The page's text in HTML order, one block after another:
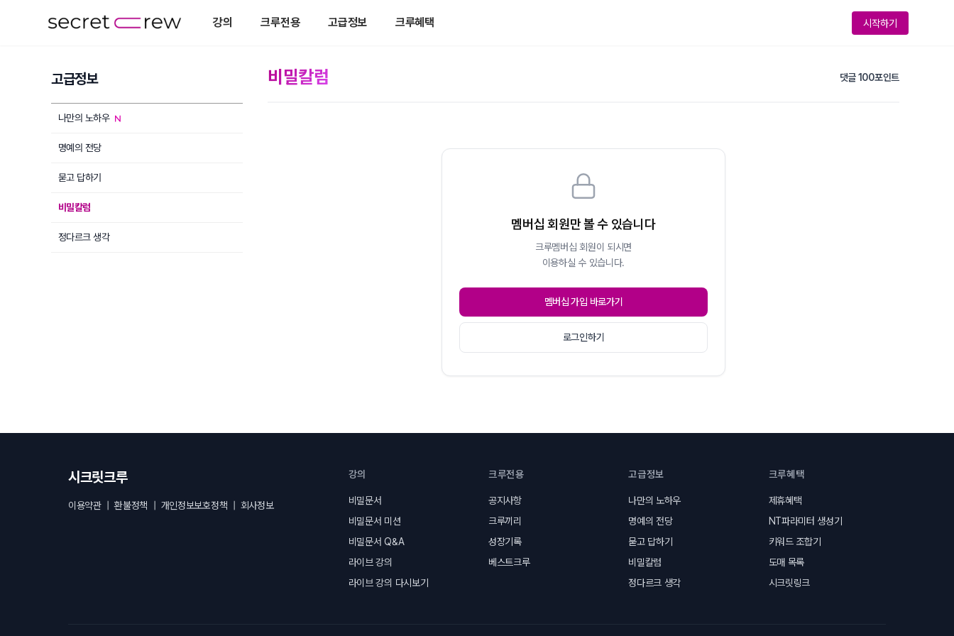
강의 크루전용 고급정보 크루혜택 시작하기
고급정보
나만의 노하우
명예의 전당
묻고 답하기
비밀칼럼
정다르크 생각
비밀칼럼 댓글 100포인트
멤버십 회원만 볼 수 있습니다
크루멤버십 회원이 되시면
이용하실 수 있습니다.
멤버십 가입 바로가기
로그인하기
시크릿크루
이용약관|환불정책 개인정보보호정책 회사정보
강의
비밀문서
비밀문서 미션
비밀문서 Q&A
라이브 강의
라이브 강의 다시보기
크루전용
공지사항
크루끼리
성장기록
베스트크루
고급정보
나만의 노하우
명예의 전당
묻고 답하기
비밀칼럼
정다르크 생각
크루혜택
제휴혜택
NT파라미터 생성기
키워드 조합기
도매 목록
시크릿링크